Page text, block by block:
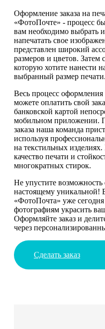
Оформление заказа на
«ФотоПочте» - процесс
вам необходимо выбрать
напечатать свое
представлен широкий
размеров и цветов. Затем
которую хотите нанести
выбранный размер печати.
Весь процесс
можете оплатить свой
банковской картой
мобильном приложении.
заказа наша команда
используя
на текстильных
качество печати и
многократных стирок.
Не упустите
настоящему уникальной!
«ФотоПочта» уже
фотографиям украсить
Оформляйте заказ и
через
Сделать заказ